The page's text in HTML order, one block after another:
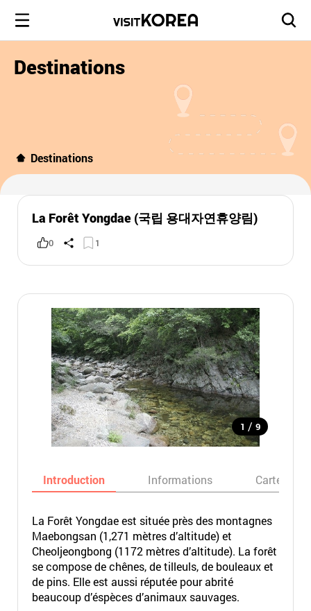
Destinations
Destinations
La Forêt Yongdae (국립 용대자연휴양림)
0 1
1 / 9
Introduction Informations Carte
La Forêt Yongdae est située près des montagnes
Maebongsan (1,271 mètres d’altitude) et
Cheoljeongbong (1172 mètres d’altitude). La forêt
se compose de chênes, de tilleuls, de bouleaux et
de pins. Elle est aussi réputée pour abrité
beaucoup d’éspèces d’animaux sauvages.